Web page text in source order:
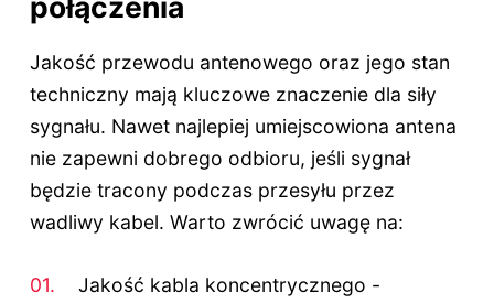
Jakość przewodu antenowego oraz jego stan
techniczny mają kluczowe znaczenie dla siły
sygnału. Nawet najlepiej umiejscowiona antena
nie zapewni dobrego odbioru, jeśli sygnał
będzie tracony podczas przesyłu przez
wadliwy kabel. Warto zwrócić uwagę na:
Jakość kabla koncentrycznego -